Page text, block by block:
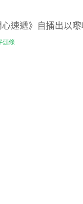
速遞》自播出以
頭條